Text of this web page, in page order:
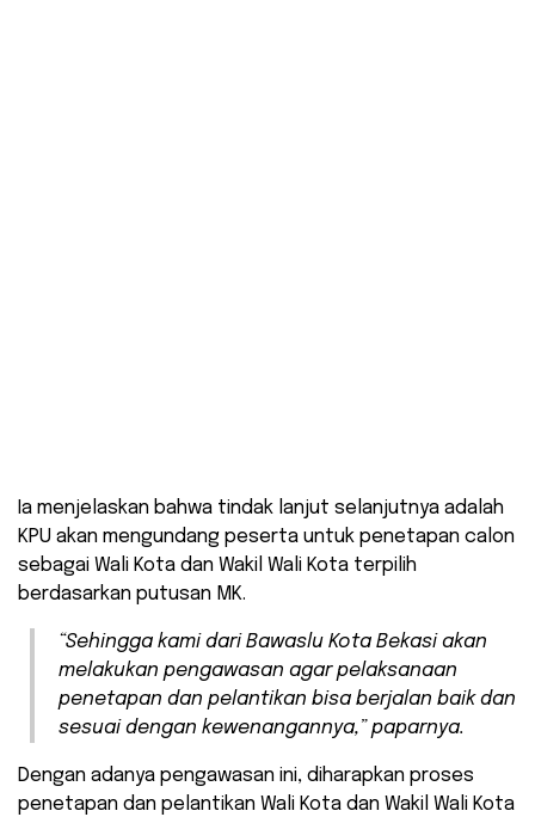
Ia menjelaskan bahwa tindak lanjut selanjutnya adalah
KPU akan mengundang peserta untuk penetapan calon
sebagai Wali Kota dan Wakil Wali Kota terpilih
berdasarkan putusan MK.
“Sehingga kami dari Bawaslu Kota Bekasi akan
melakukan pengawasan agar pelaksanaan
penetapan dan pelantikan bisa berjalan baik dan
sesuai dengan kewenangannya,” paparnya.
Dengan adanya pengawasan ini, diharapkan proses
penetapan dan pelantikan Wali Kota dan Wakil Wali Kota